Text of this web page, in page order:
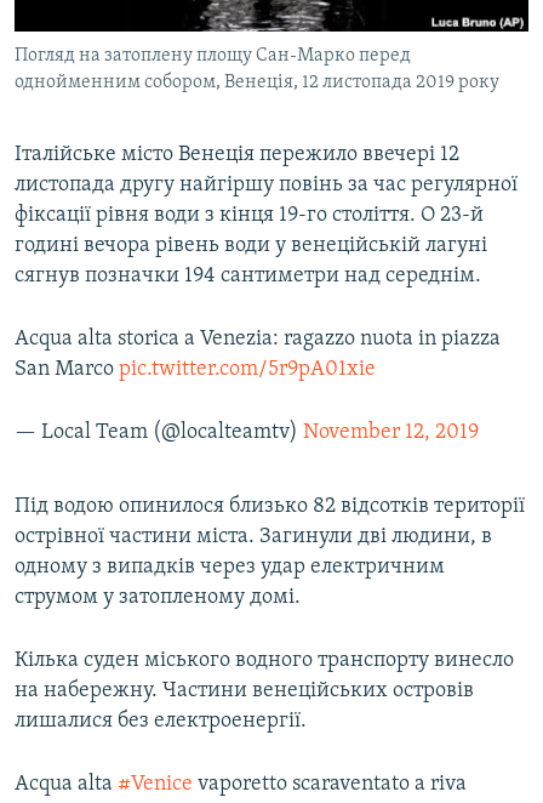
УКРАЇНСЬКА ПРОБЛЕМА КРИМУ
Qırımtatar
Усі сайти RFE/RL
Погляд на затоплену площу Сан-Марко перед
однойменним собором, Венеція, 12 листопада 2019 року
Італійське місто Венеція пережило ввечері 12
листопада другу найгіршу повінь за час регулярної
фіксації рівня води з кінця 19-го століття. О 23-й
годині вечора рівень води у венеційській лагуні
сягнув позначки 194 сантиметри над середнім.
Acqua alta storica a Venezia: ragazzo nuota in piazza
San Marco pic.twitter.com/5r9pA01xie
— Local Team (@localteamtv) November 12, 2019
Під водою опинилося близько 82 відсотків території
острівної частини міста. Загинули дві людини, в
одному з випадків через удар електричним
струмом у затопленому домі.
Кілька суден міського водного транспорту винесло
на набережну. Частини венеційських островів
лишалися без електроенергії.
Acqua alta #Venice vaporetto scaraventato a riva